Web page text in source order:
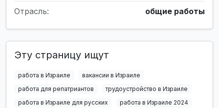
Отрасль: общие работы
Эту страницу ищут
работа в Израиле
вакансии в Израиле
работа для репатриантов
трудоустройство в Израиле
работа в Израиле для русских
работа в Израиле 2024